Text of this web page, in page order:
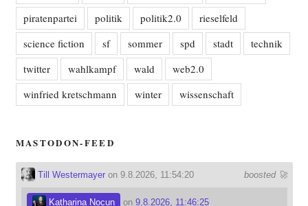
piratenpartei
politik politik2.0
rieselfeld
science fiction
sf sommer spd stadt
technik
twitter
wahlkampf wald
web2.0
winfried kretschmann
winter wissenschaft
MASTODON-FEED
boosted 🚀
Till Westermayeron 9.8.2026, 11:54:20
Katharina Nocun on 9.8.2026, 11:46:25